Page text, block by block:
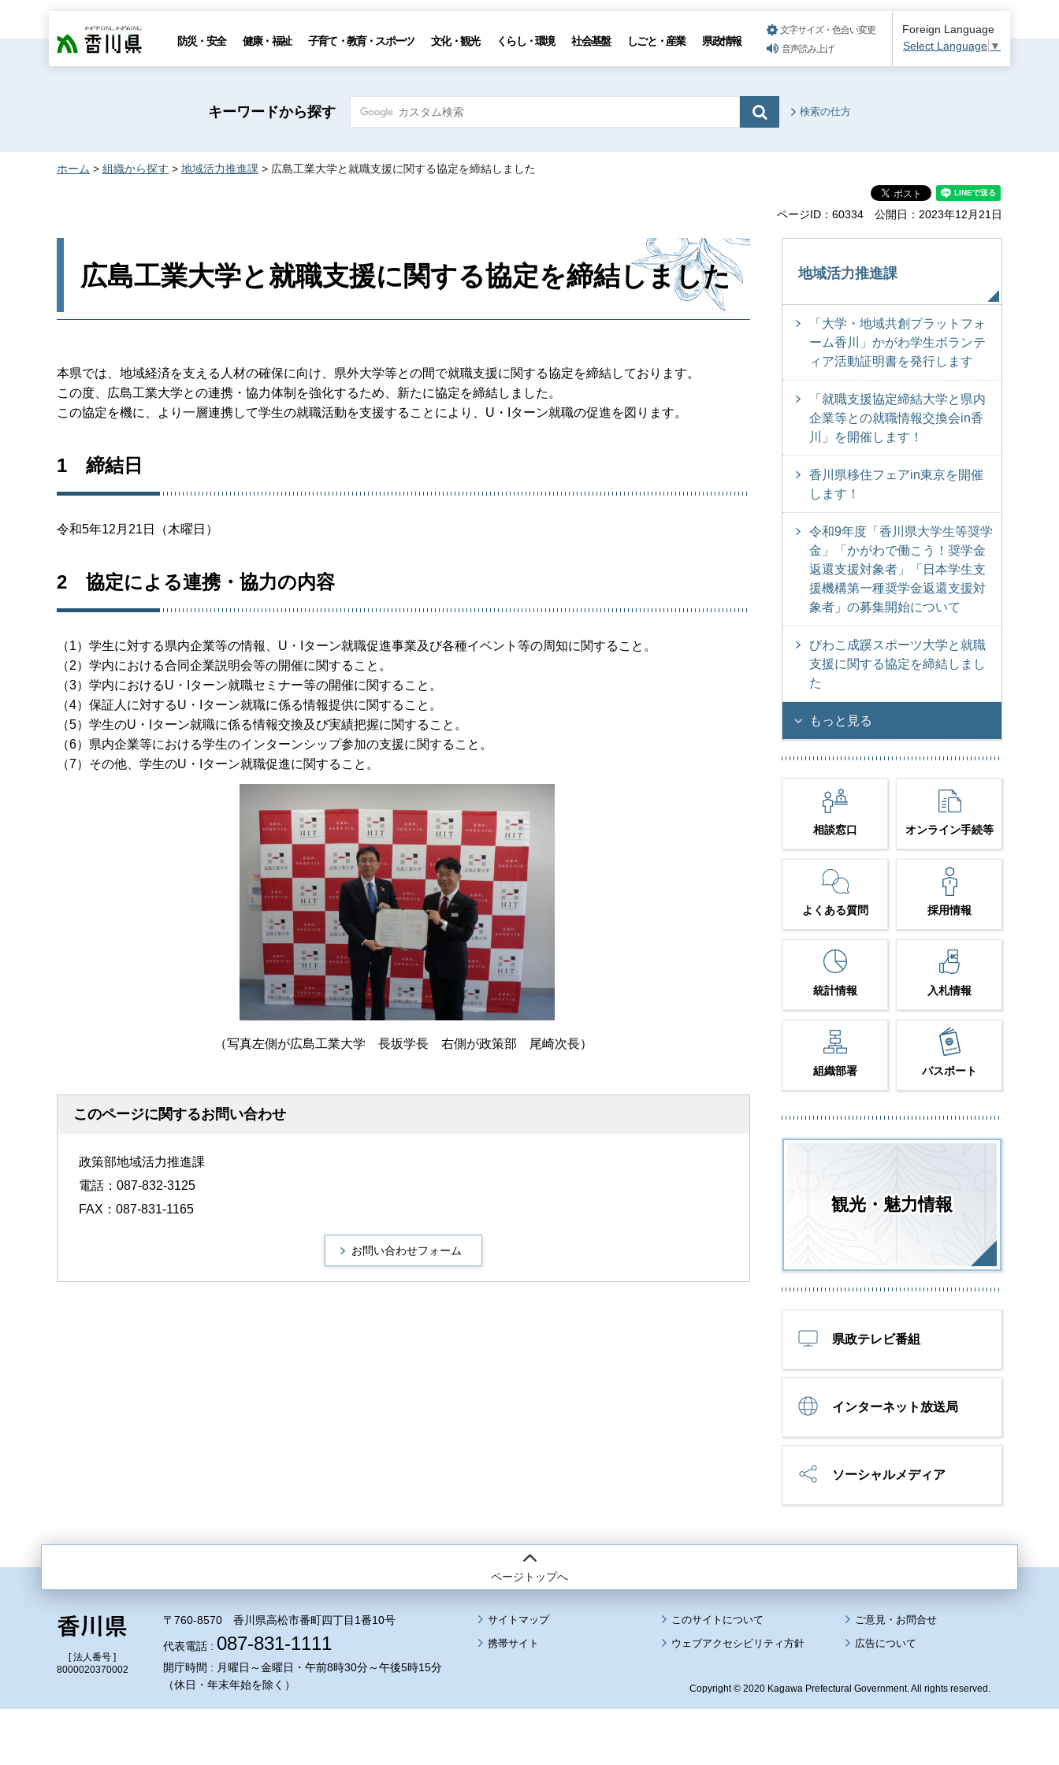
香川県 防災・安全 健康・福祉 子育て・教育・スポーツ 文化・観光 くらし・環境 社会基盤 しごと・産業 県政情報
文字サイズ・色合い変更
音声読み上げ
Foreign Language
Select Language ▼
キーワードから探す 検索の仕方
ホーム > 組織から探す > 地域活力推進課 > 広島工業大学と就職支援に関する協定を締結しました
ページID：60334 公開日：2023年12月21日
広島工業大学と就職支援に関する協定を締結しました
本県では、地域経済を支える人材の確保に向け、県外大学等との間で就職支援に関する協定を締結しております。
この度、広島工業大学との連携・協力体制を強化するため、新たに協定を締結しました。
この協定を機に、より一層連携して学生の就職活動を支援することにより、U・Iターン就職の促進を図ります。
1 締結日
令和5年12月21日（木曜日）
2 協定による連携・協力の内容
（1）学生に対する県内企業等の情報、U・Iターン就職促進事業及び各種イベント等の周知に関すること。
（2）学内における合同企業説明会等の開催に関すること。
（3）学内におけるU・Iターン就職セミナー等の開催に関すること。
（4）保証人に対するU・Iターン就職に係る情報提供に関すること。
（5）学生のU・Iターン就職に係る情報交換及び実績把握に関すること。
（6）県内企業等における学生のインターンシップ参加の支援に関すること。
（7）その他、学生のU・Iターン就職促進に関すること。
（写真左側が広島工業大学 長坂学長 右側が政策部 尾崎次長）
このページに関するお問い合わせ
政策部地域活力推進課
電話：087-832-3125
FAX：087-831-1165
地域活力推進課
「大学・地域共創プラットフォ
ーム香川」かがわ学生ボランテ
ィア活動証明書を発行します
「就職支援協定締結大学と県内
企業等との就職情報交換会in香
川」を開催します！
香川県移住フェアin東京を開催
します！
令和9年度「香川県大学生等奨学
金」「かがわで働こう！奨学金
返還支援対象者」「日本学生支
援機構第一種奨学金返還支援対
象者」の募集開始について
びわこ成蹊スポーツ大学と就職
支援に関する協定を締結しまし
た
もっと見る
相談窓口 オンライン手続等
よくある質問 採用情報
統計情報 入札情報
組織部署 パスポート
観光・魅力情報
県政テレビ番組
インターネット放送局
ソーシャルメディア
ページトップへ
[ 法人番号 ]
8000020370002
〒760-8570 香川県高松市番町四丁目1番10号
代表電話 : 087-831-1111
開庁時間 : 月曜日～金曜日・午前8時30分～午後5時15分
（休日・年末年始を除く）
サイトマップ
このサイトについて
携帯サイト
ウェブアクセシビリティ方針 広告について
Copyright © 2020 Kagawa Prefectural Government. All rights reserved.